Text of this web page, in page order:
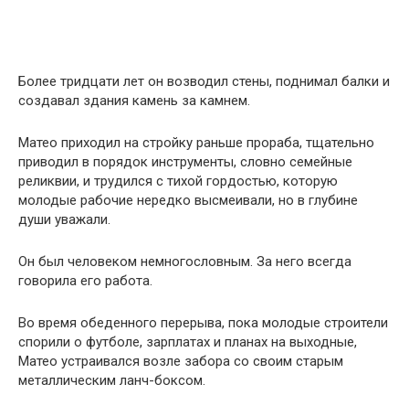
Более тридцати лет он возводил стены, поднимал балки и
создавал здания камень за камнем.
Матео приходил на стройку раньше прораба, тщательно
приводил в порядок инструменты, словно семейные
реликвии, и трудился с тихой гордостью, которую
молодые рабочие нередко высмеивали, но в глубине
души уважали.
Он был человеком немногословным. За него всегда
говорила его работа.
Во время обеденного перерыва, пока молодые строители
спорили о футболе, зарплатах и планах на выходные,
Матео устраивался возле забора со своим старым
металлическим ланч-боксом.